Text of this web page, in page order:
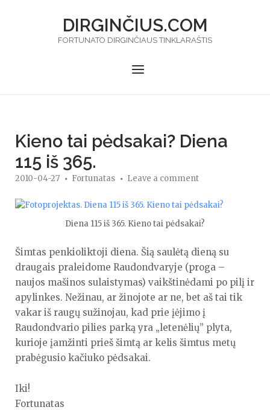
DIRGINČIUS.COM
FORTUNATO DIRGINČIAUS TINKLARAŠTIS
Menu
Kieno tai pėdsakai? Diena
115 iš 365.
2010-04-27 Fortunatas Leave a comment
Diena 115 iš 365. Kieno tai pėdsakai?
Šimtas penkioliktoji diena. Šią saulėtą dieną su
draugais praleidome Raudondvaryje (proga –
naujos mašinos sulaistymas) vaikštinėdami po pilį ir
apylinkes. Nežinau, ar žinojote ar ne, bet aš tai tik
vakar iš raugų sužinojau, kad prie įėjimo į
Raudondvario pilies parką yra „letenėlių” plyta,
kurioje įamžinti prieš šimtą ar kelis šimtus metų
prabėgusio kačiuko pėdsakai.
Iki!
Fortunatas